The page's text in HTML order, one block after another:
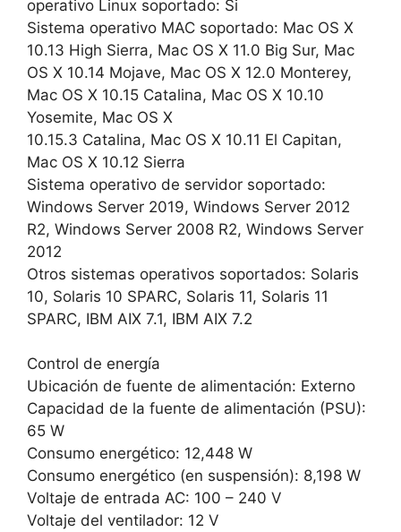
operativo Linux soportado: Si
Sistema operativo MAC soportado: Mac OS X
10.13 High Sierra, Mac OS X 11.0 Big Sur, Mac
OS X 10.14 Mojave, Mac OS X 12.0 Monterey,
Mac OS X 10.15 Catalina, Mac OS X 10.10
Yosemite, Mac OS X
10.15.3 Catalina, Mac OS X 10.11 El Capitan,
Mac OS X 10.12 Sierra
Sistema operativo de servidor soportado:
Windows Server 2019, Windows Server 2012
R2, Windows Server 2008 R2, Windows Server
2012
Otros sistemas operativos soportados: Solaris
10, Solaris 10 SPARC, Solaris 11, Solaris 11
SPARC, IBM AIX 7.1, IBM AIX 7.2
Control de energía
Ubicación de fuente de alimentación: Externo
Capacidad de la fuente de alimentación (PSU):
65 W
Consumo energético: 12,448 W
Consumo energético (en suspensión): 8,198 W
Voltaje de entrada AC: 100 – 240 V
Voltaje del ventilador: 12 V